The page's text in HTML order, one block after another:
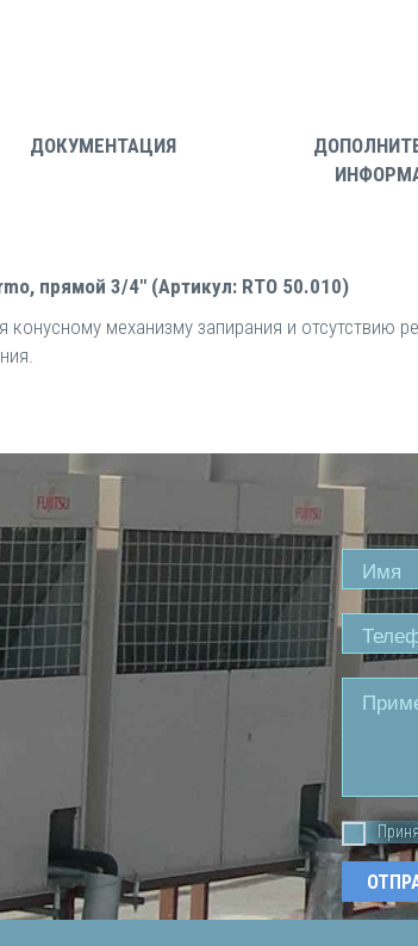
ДОКУМЕНТАЦИЯ
прямой 3/4" (Артикул: RTO 50.010)
конусному механизму запирания и
Name
Phone